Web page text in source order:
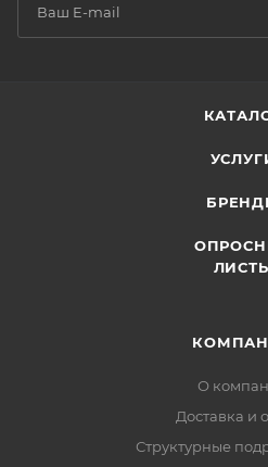
О
Доставка и
Структурные